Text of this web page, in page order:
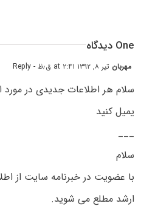
One دیدگاه
مهربان تیر ۸, ۱۳۹۲ at ۲:۴۱ ق٫ظ - Reply
سلام هر اطلاعات جدیدی در مورد ارشد ۹۳ رو لطفا
یمیل کنید
___
سلام
با عضویت در خبرنامه سایت از
ارشد مطلع می شوید.